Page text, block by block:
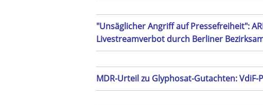
"Unsäglicher Angriff auf Pressefreiheit":
Livestreamverbot durch Berliner
MDR-Urteil zu Glyphosat-Gutachten: